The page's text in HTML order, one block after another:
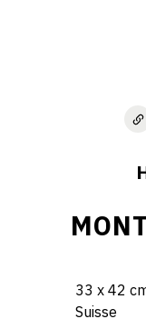
33 x 42
Suisse